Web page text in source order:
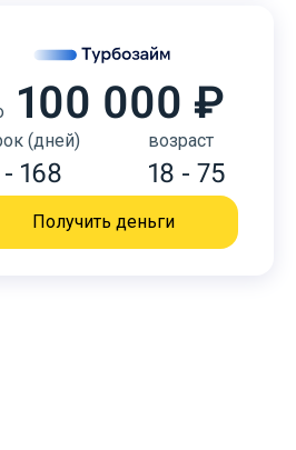
100 000 ₽
(дней)
168
возраст
18 - 75
Получить деньги